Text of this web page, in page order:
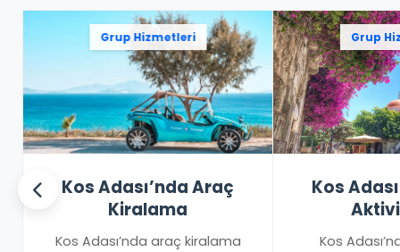
Grup Hizmetleri
Kos Adası’nda Araç
Kiralama
Kos Adası’nda araç kiralama
Grup
Kos
Kos